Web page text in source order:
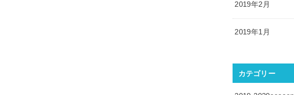
2019年2月
2019年1月
カテゴリー